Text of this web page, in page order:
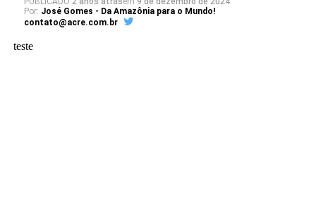
Por: José Gomes - Da Amazônia para o Mundo!
contato@acre.com.br
teste